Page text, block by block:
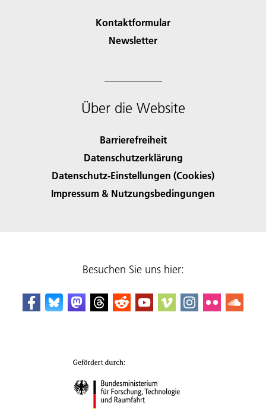
Kontaktformular
Newsletter
Über die Website
Barrierefreiheit
Datenschutzerklärung
Datenschutz-Einstellungen (Cookies)
Impressum & Nutzungsbedingungen
Besuchen Sie uns hier: